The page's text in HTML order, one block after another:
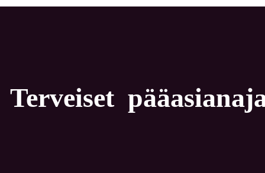
ym.)
Maineen hallinta
Loukkaavan lausuman
Terveiset